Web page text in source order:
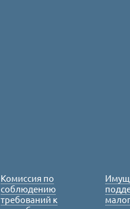
Комиссия по
соблюдению
требований к